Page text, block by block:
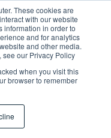
These cookies are
with our website
information in order to
and for analytics
and other media.
see our Privacy Policy
when you visit this
browser to remember
of-type{ background-